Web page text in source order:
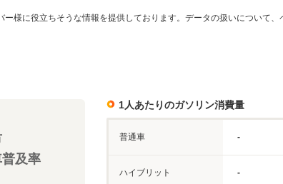
様に役立ちそうな情報を提供しております。データの扱いについて、
及率
1人あたりのガソリン消費量
普通車 -
ハイブリット -